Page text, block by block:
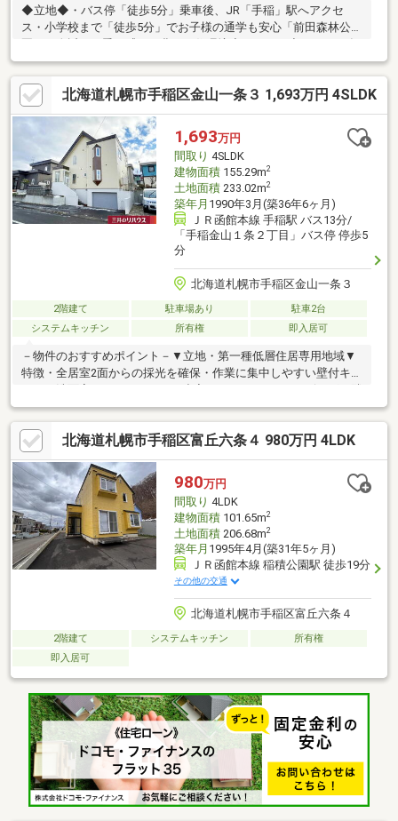
◆立地◆・バス停「徒歩5分」乗車後、JR「手稲」駅へアクセ
ス・小学校まで「徒歩5分」でお子様の通学も安心「前田森林公
に大規模リフォーム実施・ キッチンとトイレが各2箇所・ 大型
スーパーまで車で4分とお買い物しやすい立地・ 高さのあるカー
ポート完備！背の高いお車も駐車可能・ お庭スペースを活用し
た駐車スペースの増設もご相談ください◆リフォーム詳細◆2005
年：大規模リフォーム実施（間取り変更含む）～設立30年の実
績。後悔しない住まい選びを～（株）円美屋にお任せください。
TEL：0120-081-038
北海道札幌市手稲区金山一条３ 1,693万円 4SLDK
1,693万円
間取り 4SLDK
建物面積155.29m2
土地面積233.02m2
築年月 1990年3月(築36年6ヶ月)
ＪＲ函館本線 手稲駅 バス13分/
「手稲金山１条２丁目」バス停 停歩5
分
北海道札幌市手稲区金山一条３
2階建て 駐車場あり
駐車2台
システムキッチン
所有権 即入居可
－物件のおすすめポイント－▼立地・第一種低層住居専用地域▼
特徴・全居室2面からの採光を確保・作業に集中しやすい壁付キッ
接する和室は床の間付・各洋室・和室・ホールに収納スペース
有・玄関・1階ホールは吹抜け仕様・お庭有・組込駐車場付(車種
による)・即引渡し可能(残金精算後)▼2025年11月内外装リフォー
ム済【交換】キッチン、UB、洗面化粧台、トイレ 等【その他】ク
ロス貼替、屋根外壁塗装 他■ ご希望の住まい探しをお手伝いしま
す ━━━━━・・・物件の詳細・ご相談はお気軽にお問い合わせ
ください。
北海道札幌市手稲区富丘六条４ 980万円 4LDK
980万円
間取り 4LDK
建物面積101.65m2
土地面積206.68m2
築年月 1995年4月(築31年5ヶ月)
ＪＲ函館本線 稲積公園駅 徒歩19分
その他の交通
北海道札幌市手稲区富丘六条４
2階建て システムキッチン
所有権
即入居可